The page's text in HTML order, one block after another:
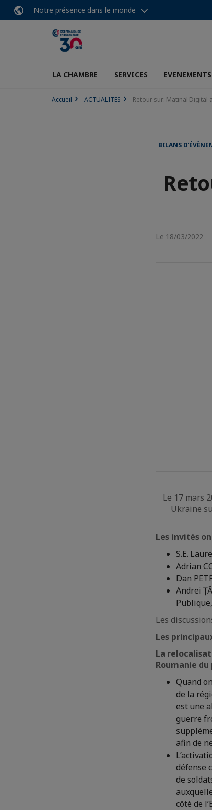
Notre présence dans le monde
LA CHAMBRE SERVICES EVENEMENTS
Accueil ACTUALITES Retour sur: Matinal Digital
BILANS
Le 18/03/2022
Le 17 mars
Ukraine
Les invités
S.E.
Adrian
Dan
Andrei
Les
Les
La
Roumanie
Quand
de la
est une
guerre
afin de
défense
de
côté de